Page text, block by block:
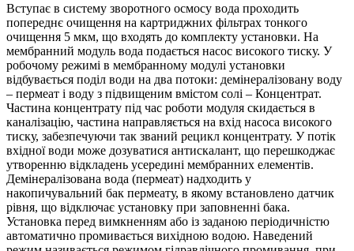
Вступає в систему зворотного осмосу вода проходить
попереднє очищення на картриджних фільтрах тонкого
очищення 5 мкм, що входять до комплекту установки. На
мембранний модуль вода подається насос високого тиску. У
робочому режимі в мембранному модулі установки
відбувається поділ води на два потоки: демінералізовану воду
– пермеат і воду з підвищеним вмістом солі – Концентрат.
Частина концентрату під час роботи модуля скидається в
каналізацію, частина направляється на вхід насоса високого
тиску, забезпечуючи так званий рецикл концентрату. У потік
вхідної води може дозуватися антискалант, що перешкоджає
утворенню відкладень усередині мембранних елементів.
Демінералізована вода (пермеат) надходить у
накопичувальний бак пермеату, в якому встановлено датчик
рівня, що відключає установку при заповненні бака.
Установка перед вимкненням або із заданою періодичністю
автоматично промивається вихідною водою. Наведений